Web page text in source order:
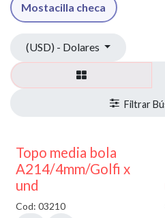
Mostacilla checa
(USD) - Dolares
40% DESCUENTO
Topo media bola
A214/4mm/Golfi x
und
Cod: 03210